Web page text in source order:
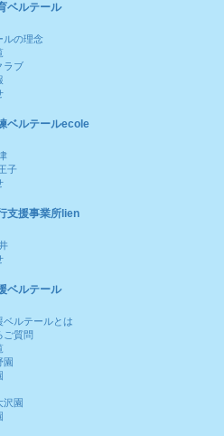
ベルテール
ルの理念
ラブ
ベルテールecole
子
支援事業所lien
ベルテール
ベルテールとは
ご質問
園
沢園